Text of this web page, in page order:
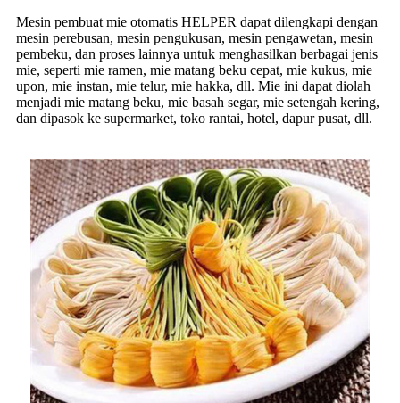
Mesin pembuat mie otomatis HELPER dapat dilengkapi dengan
mesin perebusan, mesin pengukusan, mesin pengawetan, mesin
pembeku, dan proses lainnya untuk menghasilkan berbagai jenis
mie, seperti mie ramen, mie matang beku cepat, mie kukus, mie
upon, mie instan, mie telur, mie hakka, dll. Mie ini dapat diolah
menjadi mie matang beku, mie basah segar, mie setengah kering,
dan dipasok ke supermarket, toko rantai, hotel, dapur pusat, dll.